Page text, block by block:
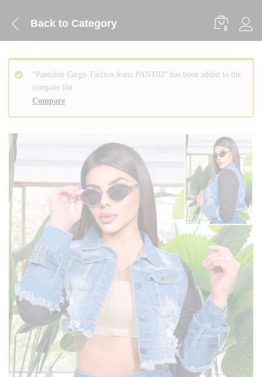
Back to Category 0
Compare
“Pantalón Cargo Táctico Jeans PANT02” has been added to the
compare list